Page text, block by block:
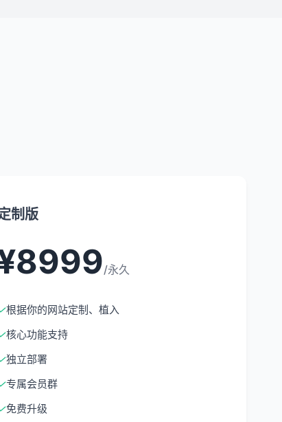
制版
/永久
根据你的网站定制、植入
核心功能支持
独立部署
专属会员群
免费升级